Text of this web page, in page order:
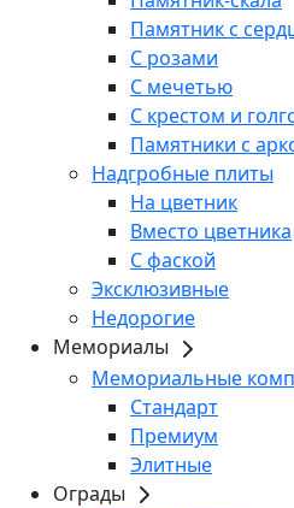
Памятник с
С розами
С мечетью
С крестом и
Памятники с
Надгробные плиты
На цветник
Вместо цветника
С фаской
Эксклюзивные
Недорогие
Мемориалы
Мемориальные
Стандарт
Премиум
Элитные
Ограды